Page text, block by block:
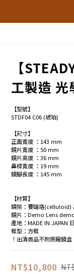
【
工製造 光
【型號】
STDF04 C06 (琥珀)
【尺寸】
正面寬度 ：143 mm
鏡片寬度 ：50 mm
鏡片高度 ：36 mm
鼻樑寬度 ：19 mm
鏡腳長度 ：145 mm
【材質】
鏡架：賽璐珞(celluloid)
鏡片：Demo Lens
產地：MADE IN JAPAN
框型：方框
！出清商品不附原廠鏡盒
NT$10,800